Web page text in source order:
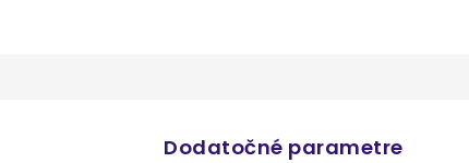
Dodatočné parametre